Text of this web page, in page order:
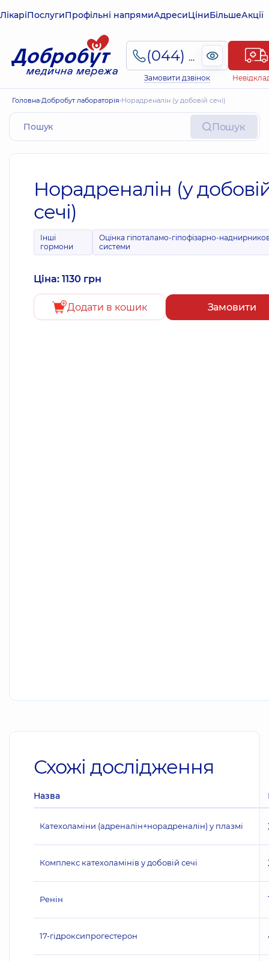
ЛікаріПослугиПрофільні напрямиАдресиЦіниБільшеАкції
(044) 495-2-888
Замовити дзвінок
Головна Добробут лабораторія Норадреналін (у добовій сечі)
Пошук
Норадреналін (у
сечі)
Інші
гормони
Оцінка гіпоталамо-гіпофізарно-
системи
Ціна: 1130 грн
Додати в кошик Замовити
Схожі дослідження
Назва
Катехоламіни (адреналін+норадреналін) у плазмі
Комплекс катехоламінів у добовій сечі
Ренін
17-гідроксипрогестерон